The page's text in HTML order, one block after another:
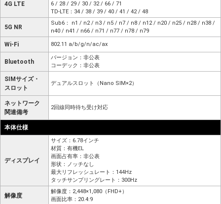
4G LTE
6 / 28 / 29 / 30 / 32 / 66 / 71
TD-LTE：34 / 38 / 39 / 40 / 41 / 42 / 48
5G NR
Sub6： n1 / n2 / n3 / n5 / n7 / n8 / n12 / n20 / n25 / n28 / n38 /
n40 / n41 / n66 / n71 / n77 / n78 / n79
Wi-Fi 802.11 a/b/g/n/ac/ax
Bluetooth
バージョン：非公表
コーデック：非公表
SIMサイズ・
スロット
デュアルスロット（Nano SIM×2）
ネットワーク
関連備考
2回線同時待ち受け対応
本体仕様
ディスプレイ
サイズ：6.78インチ
材質：有機EL
画面占有率：非公表
形状：ノッチなし
最大リフレッシュレート：144Hz
タッチサンプリングレート：300Hz
解像度
解像度：2,448×1,080（FHD+）
画面比率：20.4:9